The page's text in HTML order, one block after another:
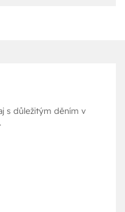
s důležitým děním v